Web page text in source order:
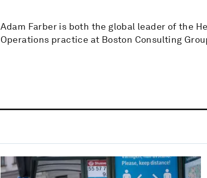
Adam Farber is both the global leader of the
Operations practice at Boston Consulting